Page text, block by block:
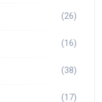
(26)
(16)
(38)
(17)